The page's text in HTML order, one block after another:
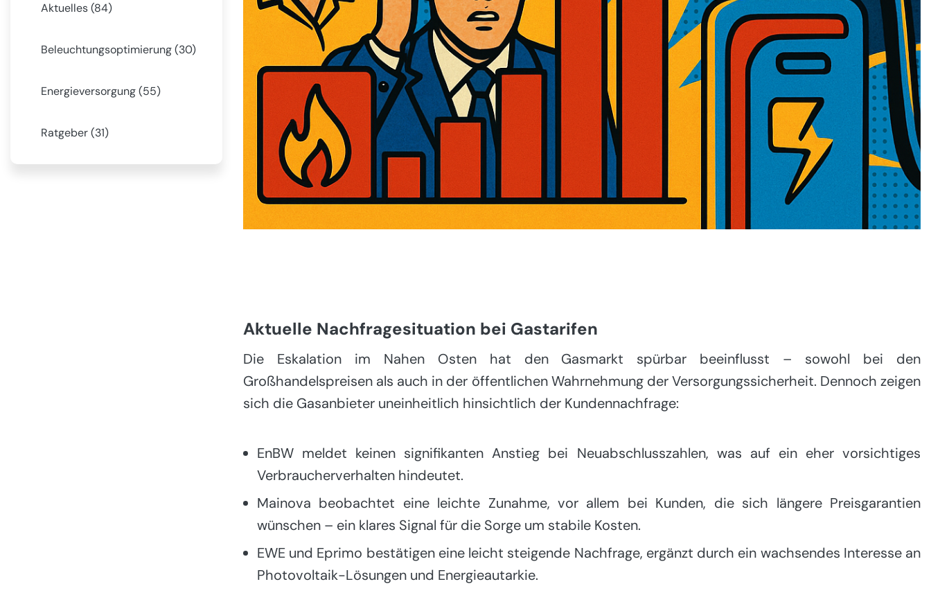
Aktuelles (84)
Beleuchtungsoptimierung (30)
Energieversorgung (55)
Ratgeber (31)
Aktuelle Nachfragesituation bei Gastarifen
Die Eskalation im Nahen Osten hat den Gasmarkt spürbar beeinflusst – sowohl bei den
Großhandelspreisen als auch in der öffentlichen Wahrnehmung der Versorgungssicherheit. Dennoch zeigen
sich die Gasanbieter uneinheitlich hinsichtlich der Kundennachfrage:
EnBW meldet keinen signifikanten Anstieg bei Neuabschlusszahlen, was auf ein eher vorsichtiges
Verbraucherverhalten hindeutet.
Mainova beobachtet eine leichte Zunahme, vor allem bei Kunden, die sich längere Preisgarantien
wünschen – ein klares Signal für die Sorge um stabile Kosten.
EWE und Eprimo bestätigen eine leicht steigende Nachfrage, ergänzt durch ein wachsendes Interesse an
Photovoltaik-Lösungen und Energieautarkie.